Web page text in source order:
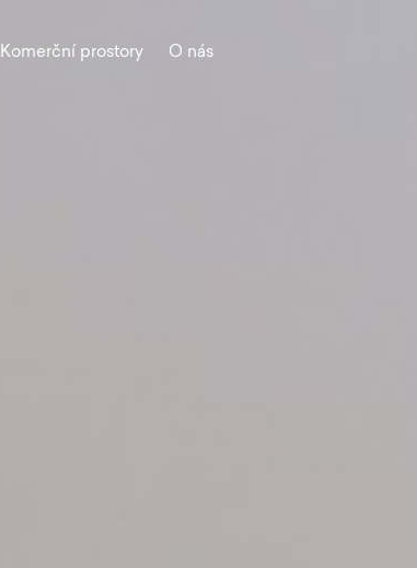
Komerční prostory O nás